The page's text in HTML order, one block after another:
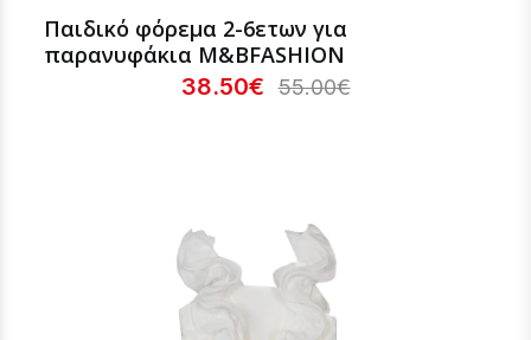
Παιδικό φόρεμα 2-6ετων για
παρανυφάκια Μ&ΒFASHION
38.50€ 55.00€